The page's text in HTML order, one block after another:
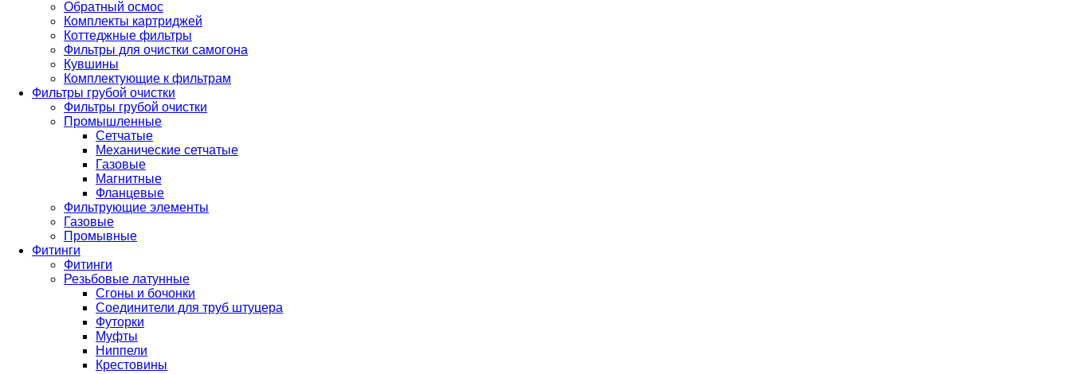
Обратный осмос
Комплекты картриджей
Коттеджные фильтры
Фильтры для очистки самогона
Кувшины
Комплектующие к фильтрам
Фильтры грубой очистки
Фильтры грубой очистки
Промышленные
Сетчатые
Механические сетчатые
Газовые
Магнитные
Фланцевые
Фильтрующие элементы
Газовые
Промывные
Фитинги
Фитинги
Резьбовые латунные
Сгоны и бочонки
Соединители для труб штуцера
Футорки
Муфты
Ниппели
Крестовины